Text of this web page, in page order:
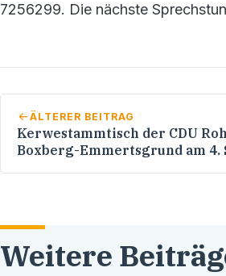
7256299. Die nächste
ÄLTERER BEITRAG
Kerwestammtisch der CDU
Boxberg-Emmertsgrund am 4.
Weitere